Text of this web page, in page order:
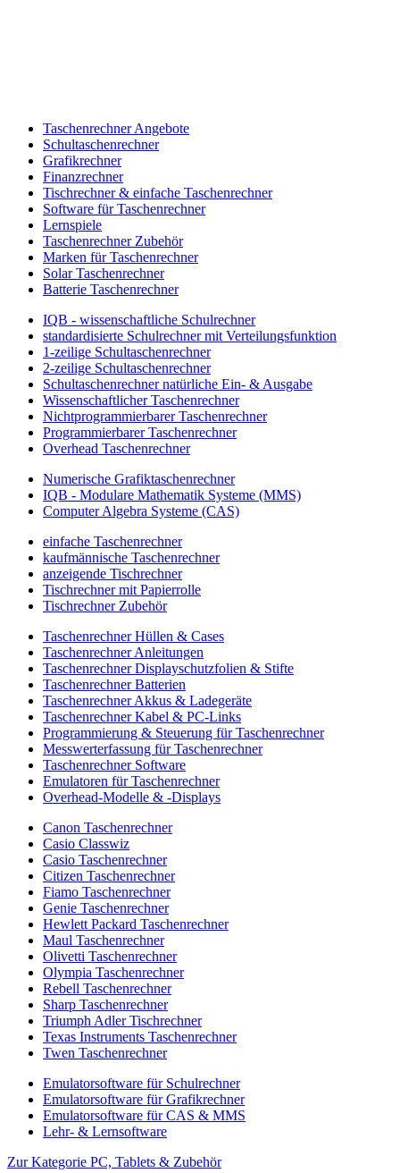
Taschenrechner Angebote
Schultaschenrechner
Grafikrechner
Finanzrechner
Tischrechner & einfache Taschenrechner
Software für Taschenrechner
Lernspiele
Taschenrechner Zubehör
Marken für Taschenrechner
Solar Taschenrechner
Batterie Taschenrechner
IQB - wissenschaftliche Schulrechner
standardisierte Schulrechner mit Verteilungsfunktion
1-zeilige Schultaschenrechner
2-zeilige Schultaschenrechner
Schultaschenrechner natürliche Ein- & Ausgabe
Wissenschaftlicher Taschenrechner
Nichtprogrammierbarer Taschenrechner
Programmierbarer Taschenrechner
Overhead Taschenrechner
Numerische Grafiktaschenrechner
IQB - Modulare Mathematik Systeme (MMS)
Computer Algebra Systeme (CAS)
einfache Taschenrechner
kaufmännische Taschenrechner
anzeigende Tischrechner
Tischrechner mit Papierrolle
Tischrechner Zubehör
Taschenrechner Hüllen & Cases
Taschenrechner Anleitungen
Taschenrechner Displayschutzfolien & Stifte
Taschenrechner Batterien
Taschenrechner Akkus & Ladegeräte
Taschenrechner Kabel & PC-Links
Programmierung & Steuerung für Taschenrechner
Messwerterfassung für Taschenrechner
Taschenrechner Software
Emulatoren für Taschenrechner
Overhead-Modelle & -Displays
Canon Taschenrechner
Casio Classwiz
Casio Taschenrechner
Citizen Taschenrechner
Fiamo Taschenrechner
Genie Taschenrechner
Hewlett Packard Taschenrechner
Maul Taschenrechner
Olivetti Taschenrechner
Olympia Taschenrechner
Rebell Taschenrechner
Sharp Taschenrechner
Triumph Adler Tischrechner
Texas Instruments Taschenrechner
Twen Taschenrechner
Emulatorsoftware für Schulrechner
Emulatorsoftware für Grafikrechner
Emulatorsoftware für CAS & MMS
Lehr- & Lernsoftware
Zur Kategorie PC, Tablets & Zubehör